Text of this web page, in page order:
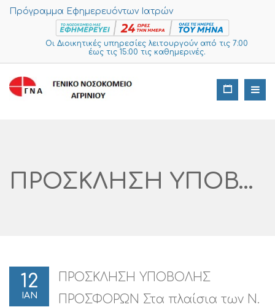
Πρόγραμμα Εφημερευόντων Ιατρών
Οι Διοικητικές υπηρεσίες λειτουργούν από τις 7:00
έως τις 15:00 τις καθημερινές.
ΠΡΟΣΚΛΗΣΗ ΥΠΟΒΟΛΗΣ ΠΡΟΣΦΟΡΩΝ Στα Πλαίσια Των Ν. 4782 Άρθρο 53 Και Του Ν.4412/ ΓΙΑ ΤΗΝ ΠΡΟΜΗΘΕΙΑ ΑΝΑΛΩΣΙΜΩΝ ΥΛΙΚΩΝ ΓΙΑ ΤΟΝ ΑΝΑΛΥΤΗ ΑΕΡΙΩΝ ABL 800 FLEX ΙΔΙΟΚΤΗΣΙΑΣ ΤΟΥ ΝΟΣΟΚΟΜΕΙΟΥ ΓΙΑ 4 ΜΗΝΕΣ»
12
ΙΑΝ
ΠΡΟΣΚΛΗΣΗ ΥΠΟΒΟΛΗΣ
ΠΡΟΣΦΟΡΩΝ Στα πλαίσια των Ν.